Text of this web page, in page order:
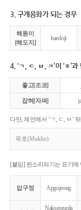
3. 구개음화가 되는 경우
해돋이
[해도지]
haedoji
4. ‘ㄱ, ㄷ, ㅂ, ㅈ’이 ‘ㅎ’
좋고[조코]
잡혀[자펴]
다만, 체언에서 ‘ㄱ, ㄷ, ㅂ’
묵호(Mukho)
[붙임] 된소리되기는 표기에
압구정 Apgujeong
Nakseongda